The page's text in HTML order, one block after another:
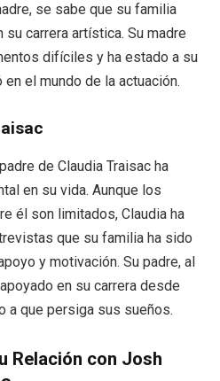
se sabe que su familia
carrera artística. Su madre
difíciles y ha estado a su
el mundo de la actuación.
de Claudia Traisac ha
en su vida. Aunque los
él son limitados, Claudia ha
que su familia ha sido
y motivación. Su padre, al
en su carrera desde
a que persiga sus sueños.
Relación con Josh